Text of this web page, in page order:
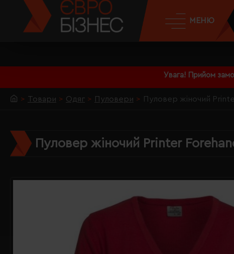
Увага! Прийом
МЕНЮ
Товари Одяг Пуловери Пуловер жіночий
Пуловер жіночий Printer